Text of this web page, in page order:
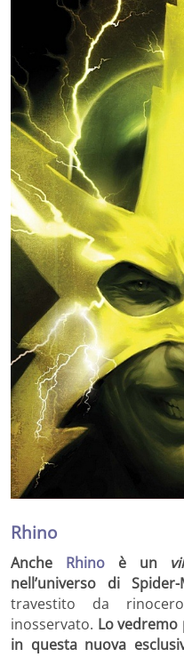
Rhino
Anche Rhinoè un
nell’universo di Spider-
travestito da
inosservato. Lo
in questa nuova